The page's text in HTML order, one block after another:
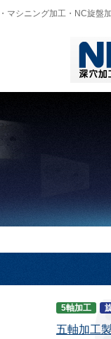
マシニング加工・NC旋盤
5軸加工
五軸加工